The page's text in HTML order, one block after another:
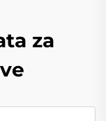
za